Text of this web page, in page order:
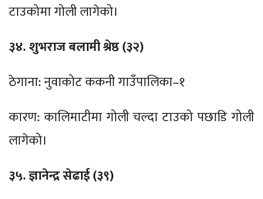
टाउकोमा गोली लागेको।
३४. शुभराज बलामी श्रेष्ठ (३२)
ठेगाना: नुवाकोट ककनी गाउँपालिका–१
कारण: कालिमाटीमा गोली चल्दा टाउको पछाडि गोली
लागेको।
३५. ज्ञानेन्द्र सेढाई (३९)